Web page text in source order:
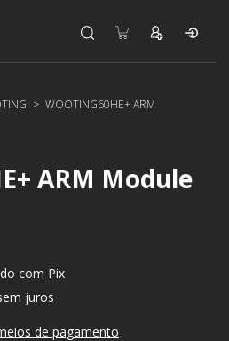
> WOOTING60HE+ ARM
ARM Module
com Pix
juros
de pagamento